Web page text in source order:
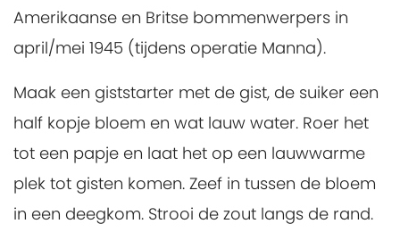
Amerikaanse en Britse bommenwerpers in
april/mei 1945 (tijdens operatie Manna).
Maak een giststarter met de gist, de suiker een
half kopje bloem en wat lauw water. Roer het
tot een papje en laat het op een lauwwarme
plek tot gisten komen. Zeef in tussen de bloem
in een deegkom. Strooi de zout langs de rand.